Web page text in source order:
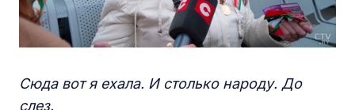
Сюда вот я ехала. И столько народу. До
слез.